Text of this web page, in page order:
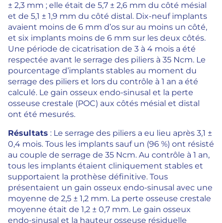
± 2,3 mm ; elle était de 5,7 ± 2,6 mm du côté mésial
et de 5,1 ± 1,9 mm du côté distal. Dix-neuf implants
avaient moins de 6 mm d’os sur au moins un côté,
et six implants moins de 6 mm sur les deux côtés.
Une période de cicatrisation de 3 à 4 mois a été
respectée avant le serrage des piliers à 35 Ncm. Le
pourcentage d’implants stables au moment du
serrage des piliers et lors du contrôle à 1 an a été
calculé. Le gain osseux endo-sinusal et la perte
osseuse crestale (POC) aux côtés mésial et distal
ont été mesurés.
Résultats : Le serrage des piliers a eu lieu après 3,1 ±
0,4 mois. Tous les implants sauf un (96 %) ont résisté
au couple de serrage de 35 Ncm. Au contrôle à 1 an,
tous les implants étaient cliniquement stables et
supportaient la prothèse définitive. Tous
présentaient un gain osseux endo-sinusal avec une
moyenne de 2,5 ± 1,2 mm. La perte osseuse crestale
moyenne était de 1,2 ± 0,7 mm. Le gain osseux
endo-sinusal et la hauteur osseuse résiduelle